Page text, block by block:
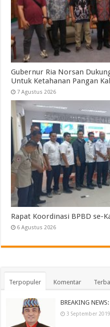
Gubernur Ria Norsan
Untuk Ketahanan Pangan
7 Agustus 2026
Rapat Koordinasi BPBD se-
6 Agustus 2026
Terpopuler Komentar
BREAKING
3 September 2019